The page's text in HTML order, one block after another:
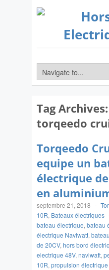
Tag Archives:
torqeedo
Torqeedo
equipe un
électrique
en
septembre 21, 2018 -
10R, Bateaux électriques
bateau électrique, bateau
électrique Naviwatt,
de 20CV, hors bord
electrique 48V, naviwatt,
10R, propulsion